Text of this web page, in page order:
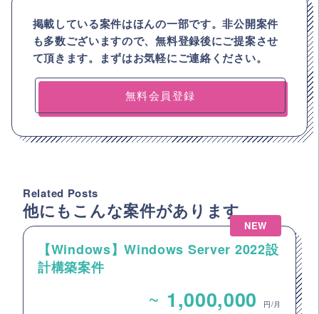
掲載している案件はほんの一部です。非公開案件
も多数ございますので、無料登録後にご提案させ
て頂きます。まずはお気軽にご連絡ください。
無料会員登録
Related Posts
他にもこんな案件があります
NEW
【Windows】Windows Server 2022設
計構築案件
~ 1,000,000 円/月